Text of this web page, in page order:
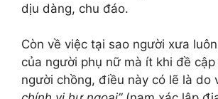
dịu dàng, chu đáo.
Còn về việc tại sao người xưa
của người phụ nữ mà ít khi đề
người chồng, điều này có lẽ là do